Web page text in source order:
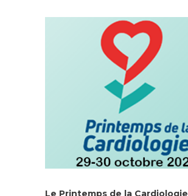
Le Printemps de la Cardiologie